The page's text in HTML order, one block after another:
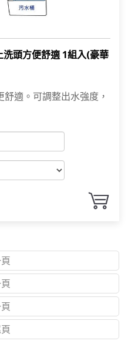
頭方便舒適 1組入(豪華
適。可調整出水強度，